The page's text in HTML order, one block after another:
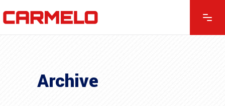
Archive